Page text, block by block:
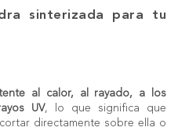
sinterizada para tu
al calor, al rayado, a los
UV, lo que significa que
directamente sobre ella o